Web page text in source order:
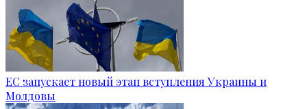
ЕС запускает новый этап вступления Украины и
Молдовы